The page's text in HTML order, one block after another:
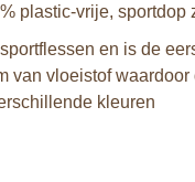
plastic-vrije, sportdop
en is de
van vloeistof waardoor
kleuren